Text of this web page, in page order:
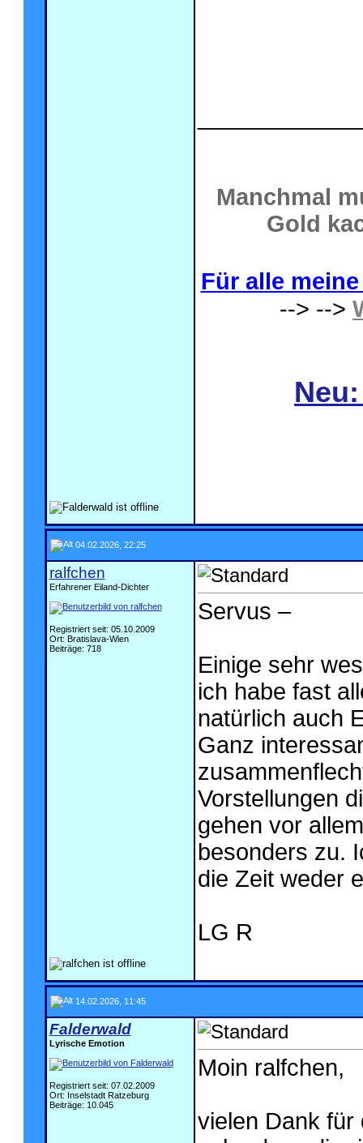
Manchmal
Gold
Für alle
--> -->
04.02.2026, 22:25
ralfchen
Erfahrener Eiland-Dichter
Registriert seit: 05.10.2009
Ort: Bratislava-Wien
Beiträge: 718
Servus –
Einige sehr
ich habe fast
natürlich auch
Ganz
Vorstellungen
gehen vor
besonders zu.
die Zeit weder
LG R
14.02.2026, 11:45
Falderwald
Lyrische Emotion
Registriert seit: 07.02.2009
Ort: Inselstadt Ratzeburg
Beiträge: 10.045
Moin ralfchen,
vielen Dank für